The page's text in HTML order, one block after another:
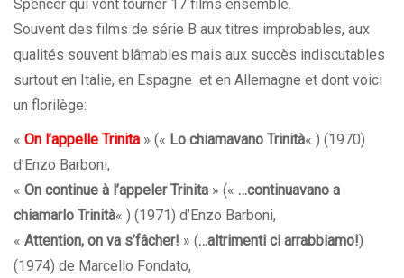
Spencer qui vont tourner 17 films ensemble.
Souvent des films de série B aux titres improbables, aux
qualités souvent blâmables mais aux succès indiscutables
surtout en Italie, en Espagne et en Allemagne et dont voici
un florilège:
« On l’appelle Trinita » (« Lo chiamavano Trinità« ) (1970)
d’Enzo Barboni,
« On continue à l’appeler Trinita » (« …continuavano a
chiamarlo Trinità« ) (1971) d’Enzo Barboni,
« Attention, on va s’fâcher! » (…altrimenti ci arrabbiamo!)
(1974) de Marcello Fondato,